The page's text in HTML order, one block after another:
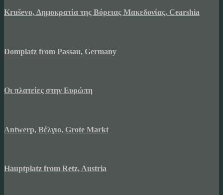
Kruševo, Δημοκρατία της Βόρειας Μακεδονίας, Cearshia
Domplatz from Passau, Germany
Οι πλατείες στην Ευρώπη
Antwerp, Βέλγιο, Grote Markt
Hauptplatz from Retz, Austria